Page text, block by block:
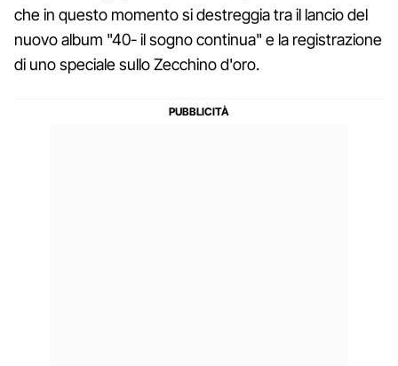
che in questo momento si destreggia tra il lancio del
nuovo album "40- il sogno continua" e la registrazione
di uno speciale sullo Zecchino d'oro.